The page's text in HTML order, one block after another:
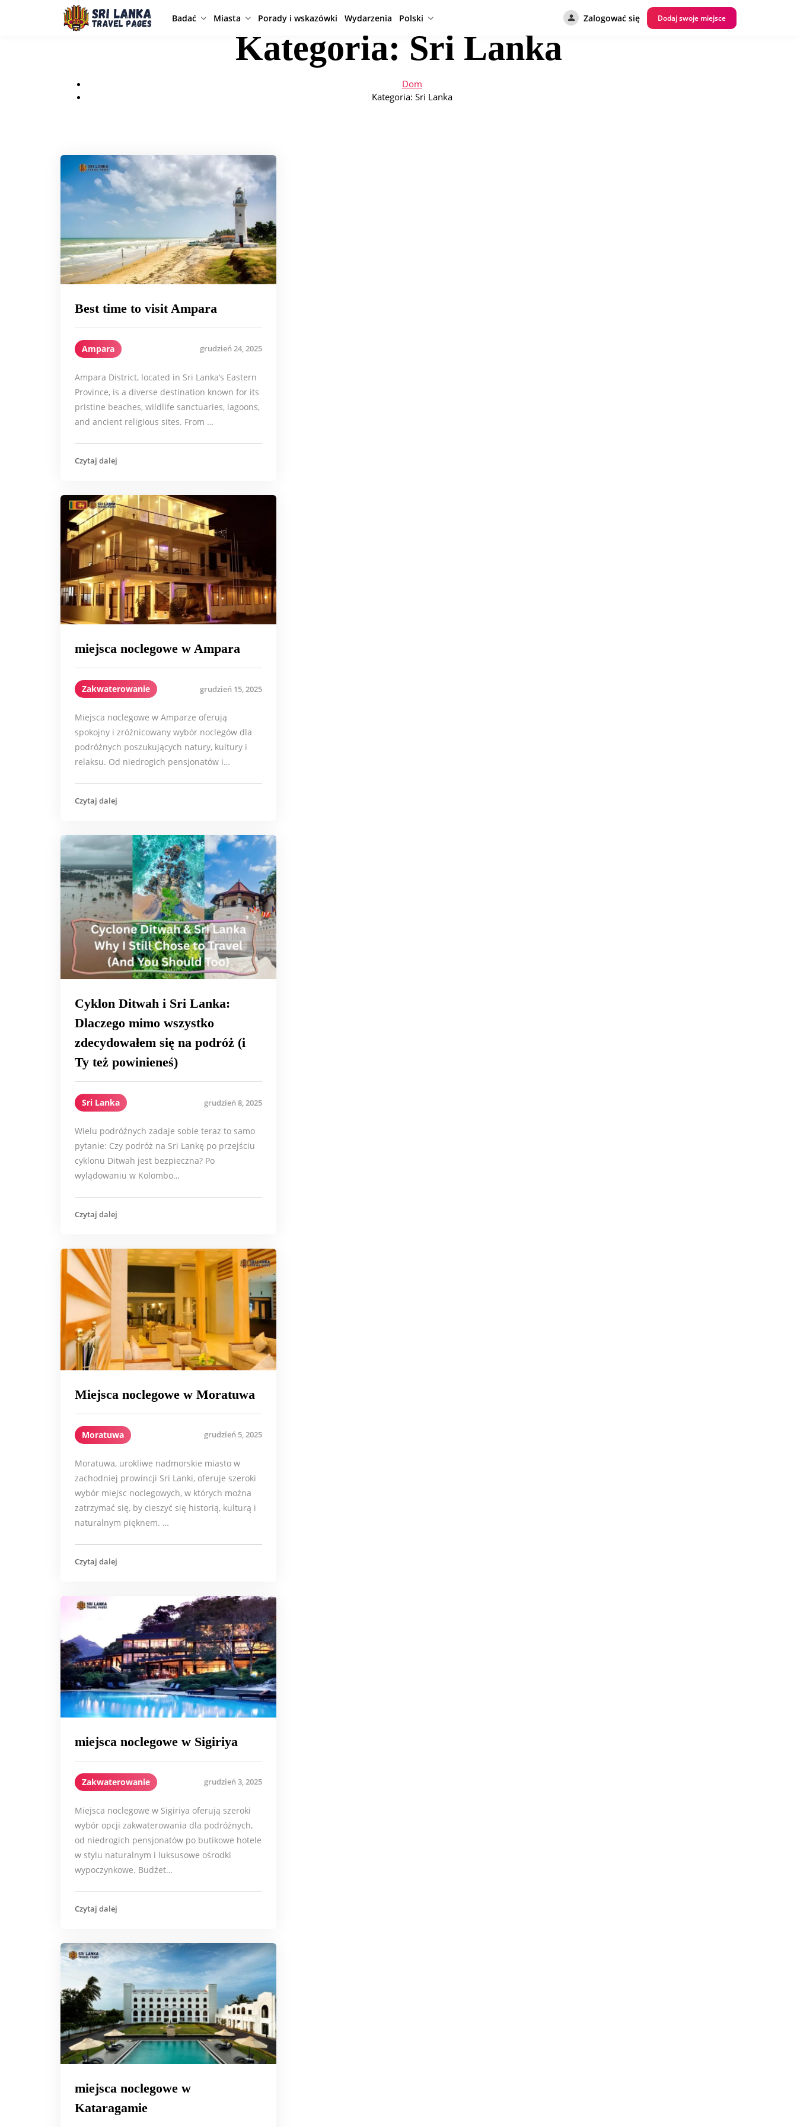
Badać Miasta Porady i wskazówki Wydarzenia Polski Zalogować się Dodaj swoje miejsce
Kategoria: Sri Lanka
Dom
Kategoria: Sri Lanka
Best time to visit Ampara
Ampara grudzień 24, 2025
Ampara District, located in Sri Lanka’s Eastern
Province, is a diverse destination known for its
pristine beaches, wildlife sanctuaries, lagoons,
and ancient religious sites. From …
Czytaj dalej
miejsca noclegowe w Ampara
Zakwaterowanie grudzień 15, 2025
Miejsca noclegowe w Amparze oferują
spokojny i zróżnicowany wybór noclegów dla
podróżnych poszukujących natury, kultury i
relaksu. Od niedrogich pensjonatów i…
Czytaj dalej
Cyklon Ditwah i Sri Lanka:
Dlaczego mimo wszystko
zdecydowałem się na podróż (i
Ty też powinieneś)
Sri Lanka grudzień 8, 2025
Wielu podróżnych zadaje sobie teraz to samo
pytanie: Czy podróż na Sri Lankę po przejściu
cyklonu Ditwah jest bezpieczna? Po
wylądowaniu w Kolombo…
Czytaj dalej
Miejsca noclegowe w Moratuwa
Moratuwa grudzień 5, 2025
Moratuwa, urokliwe nadmorskie miasto w
zachodniej prowincji Sri Lanki, oferuje szeroki
wybór miejsc noclegowych, w których można
zatrzymać się, by cieszyć się historią, kulturą i
naturalnym pięknem. …
Czytaj dalej
miejsca noclegowe w Sigiriya
Zakwaterowanie grudzień 3, 2025
Miejsca noclegowe w Sigiriya oferują szeroki
wybór opcji zakwaterowania dla podróżnych,
od niedrogich pensjonatów po butikowe hotele
w stylu naturalnym i luksusowe ośrodki
wypoczynkowe. Budżet…
Czytaj dalej
miejsca noclegowe w
Kataragamie